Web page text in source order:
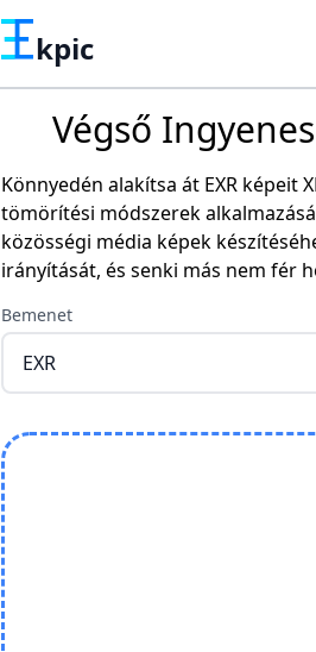
kpic
Végső
Könnyedén alakítsa át EXR
tömörítési módszerek
közösségi média képek
irányítását, és senki más nem fér
Bemenet
EXR